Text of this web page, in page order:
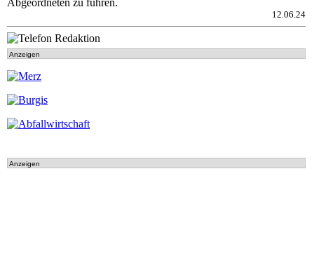
Abgeordneten zu führen.
12.06.24
Anzeigen
Anzeigen